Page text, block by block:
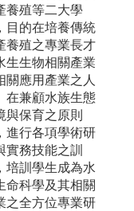
養殖等二大學
目的在培養傳統
養殖之專業長才
生生物相關產業
關應用產業之人
在兼顧水族生態
與保育之原則
進行各項學術研
實務技能之訓
培訓學生成為水
命科學及其相關
之全方位專業研